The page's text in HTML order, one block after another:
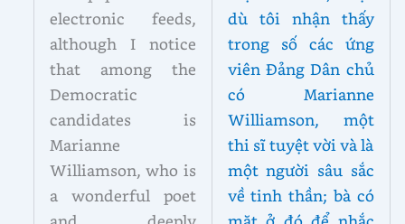
electronic feeds,
although I notice
that among the
Democratic
candidates is
Marianne
Williamson, who is
a wonderful poet
dù tôi nhận thấy
trong số các ứng
viên Đảng Dân chủ
có Marianne
Williamson, một
thi sĩ tuyệt vời và là
một người sâu sắc
về tinh thần; bà có